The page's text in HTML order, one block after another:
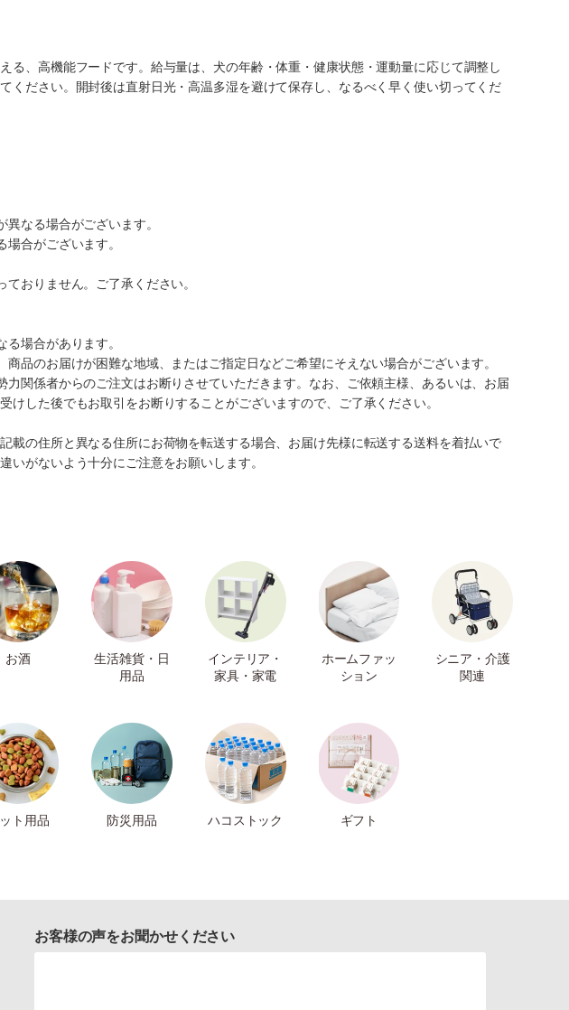
る、高機能フードです。給与量は、犬の年齢・体重・健康状態・運動量に応じて調整し
ください。開封後は直射日光・高温多湿を避けて保存し、なるべく早く使い切ってくだ
なる場合がございます。
合がございます。
おりません。ご了承ください。
場合があります。
品のお届けが困難な地域、またはご指定日などご希望にそえない場合がございます。
関係者からのご注文はお断りさせていただきます。なお、ご依頼主様、あるいは、お届
した後でもお取引をお断りすることがございますので、ご了承ください。
載の住所と異なる住所にお荷物を転送する場合、お届け先様に転送する送料を着払いで
いがないよう十分にご注意をお願いします。
お酒
生活雑貨・日
用品
インテリア・
家具・家電
ホームファッ
ション
シニア・介護
関連
ト用品 防災用品 ハコストック ギフト
お客様の声をお聞かせください